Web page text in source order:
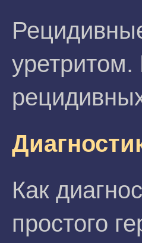
Как
простого